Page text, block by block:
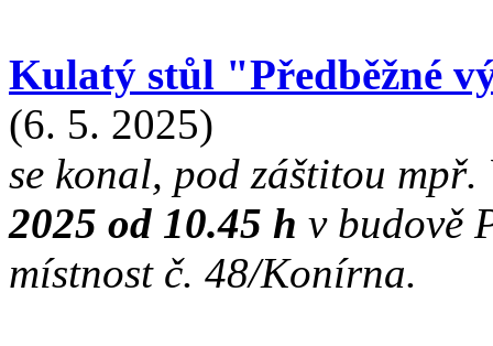
Kulatý stůl "Předběžné
(6. 5. 2025)
se konal, pod záštitou mpř.
2025 od 10.45 h v budově
místnost č. 48/Konírna.